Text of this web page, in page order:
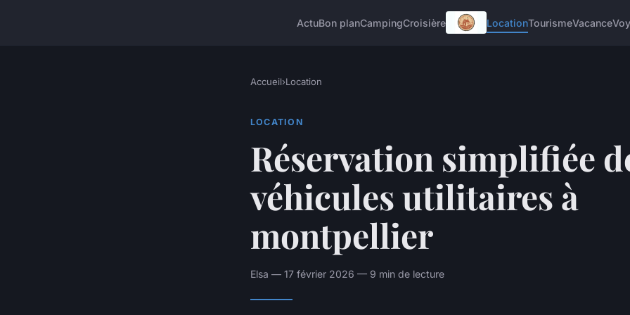
ActuBon planCampingCroisière LocationTourismeVacance
Accueil›Location
LOCATION
Réservation simplifiée
véhicules utilitaires à
montpellier
Elsa — 17 février 2026 — 9 min de lecture